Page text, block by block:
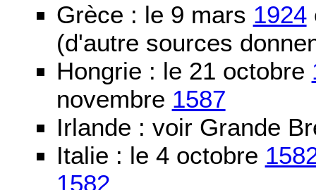
Grèce : le 9 mars 1924
(d'autre sources
Hongrie : le 21 octobre
novembre 1587
Irlande : voir Grande
Italie : le 4 octobre
1582